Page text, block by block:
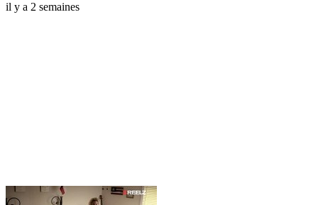
il y a 2 semaines